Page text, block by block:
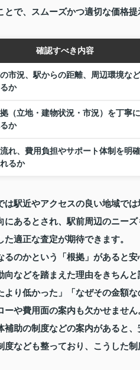
で、スムーズかつ適切な価格提
確認すべき内容
市況、駅からの距離、周辺環境な
か
（立地・建物状況・市況）を丁寧
か
れ、費用負担やサポート体制を明
るか
は駅近やアクセスの良い地域で
にあるとされ、駅前周辺のニー
適正な査定が期待できます。
るのかという「根拠」があると
向などを踏まえた理由をきちん
り低かった」「なぜその金額
ーや費用面の案内も欠かせませ
補助の制度などの案内があると
度なども整っており、こうした